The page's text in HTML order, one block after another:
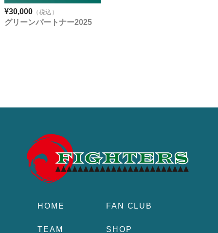
¥30,000（税込）
グリーンパートナー2025
HOME
TEAM
FAN CLUB
SHOP